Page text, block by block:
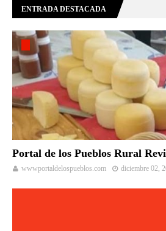
ENTRADA DESTACADA
Portal de los Pueblos Rural
wwwportaldelospueblos.com diciembre 02,